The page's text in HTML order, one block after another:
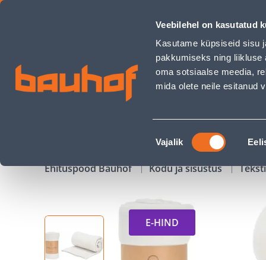
Veebilehel on kasutatud
Kasutame küpsiseid sisu
pakkumiseks ning
oma sotsiaalse meedia,
mida olete neile esitanud
Nõusoleku
valik
Vajalik
PLEED 125X150CM HELEHALL FLIIS - Bauhof has loaded
Äriklienditeenindus
KAMPAANIAD
Ehituspood Bauhof Kodu ja sisustus
E-HIND